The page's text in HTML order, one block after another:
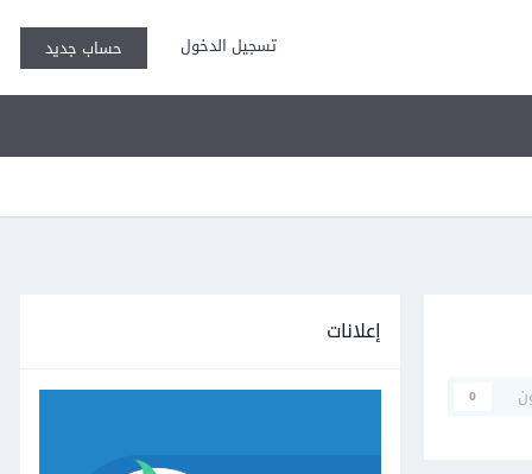
تسجيل الدخول حساب جديد
0
إعلانات